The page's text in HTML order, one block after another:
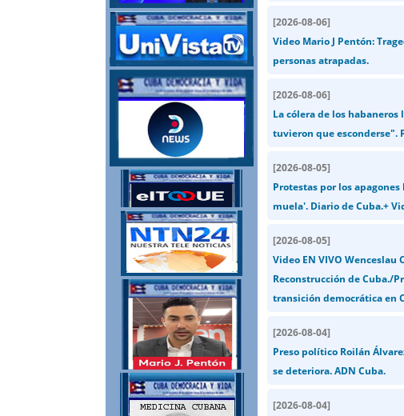
[2026-08-06]
Video Mario J Pentón:
personas atrapadas.
[2026-08-06]
La cólera de los
tuvieron que esconderse".
[2026-08-05]
Protestas por los
muela'. Diario de Cuba.+
[2026-08-05]
Video EN VIVO Wenceslau
Reconstrucción de Cuba./
transición democrática en
[2026-08-04]
Preso político Roilán
se deteriora. ADN Cuba.
[2026-08-04]